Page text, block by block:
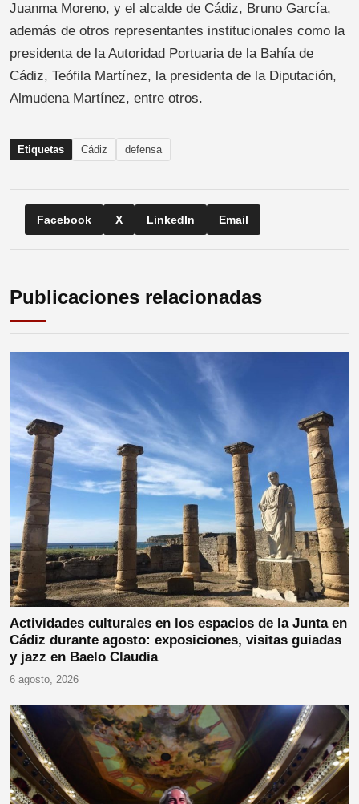
Juanma Moreno, y el alcalde de Cádiz, Bruno García,
además de otros representantes institucionales como la
presidenta de la Autoridad Portuaria de la Bahía de
Cádiz, Teófila Martínez, la presidenta de la Diputación,
Almudena Martínez, entre otros.
Etiquetas Cádiz defensa
Facebook X LinkedIn Email
Publicaciones relacionadas
Actividades culturales en los espacios de la Junta en
Cádiz durante agosto: exposiciones, visitas guiadas
y jazz en Baelo Claudia
6 agosto, 2026